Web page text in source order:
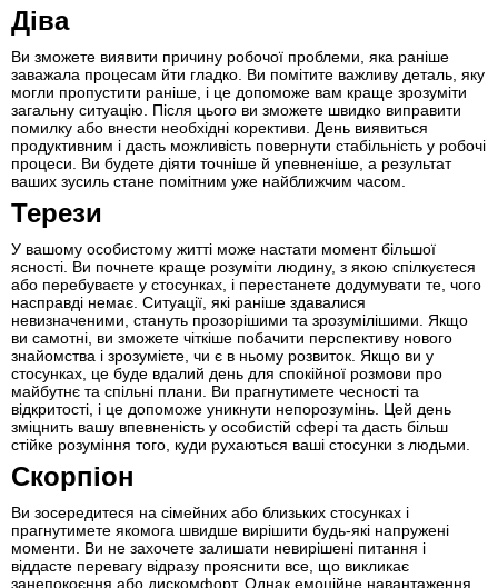
Діва
Ви зможете виявити причину робочої проблеми, яка раніше
заважала процесам йти гладко. Ви помітите важливу деталь, яку
могли пропустити раніше, і це допоможе вам краще зрозуміти
загальну ситуацію. Після цього ви зможете швидко виправити
помилку або внести необхідні корективи. День виявиться
продуктивним і дасть можливість повернути стабільність у робочі
процеси. Ви будете діяти точніше й упевненіше, а результат
ваших зусиль стане помітним уже найближчим часом.
Терези
У вашому особистому житті може настати момент більшої
ясності. Ви почнете краще розуміти людину, з якою спілкуєтеся
або перебуваєте у стосунках, і перестанете додумувати те, чого
насправді немає. Ситуації, які раніше здавалися
невизначеними, стануть прозорішими та зрозумілішими. Якщо
ви самотні, ви зможете чіткіше побачити перспективу нового
знайомства і зрозумієте, чи є в ньому розвиток. Якщо ви у
стосунках, це буде вдалий день для спокійної розмови про
майбутнє та спільні плани. Ви прагнутимете чесності та
відкритості, і це допоможе уникнути непорозумінь. Цей день
зміцнить вашу впевненість у особистій сфері та дасть більш
стійке розуміння того, куди рухаються ваші стосунки з людьми.
Скорпіон
Ви зосередитеся на сімейних або близьких стосунках і
прагнутимете якомога швидше вирішити будь-які напружені
моменти. Ви не захочете залишати невирішені питання і
віддасте перевагу відразу прояснити все, що викликає
занепокоєння або дискомфорт. Однак емоційне навантаження